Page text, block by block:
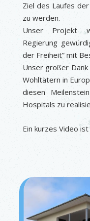
Ziel des Laufes
zu werden.
Unser Projekt
Regierung
der Freiheit” mit
Unser großer
Wohltätern in
diesen
Hospitals zu
Ein kurzes Video